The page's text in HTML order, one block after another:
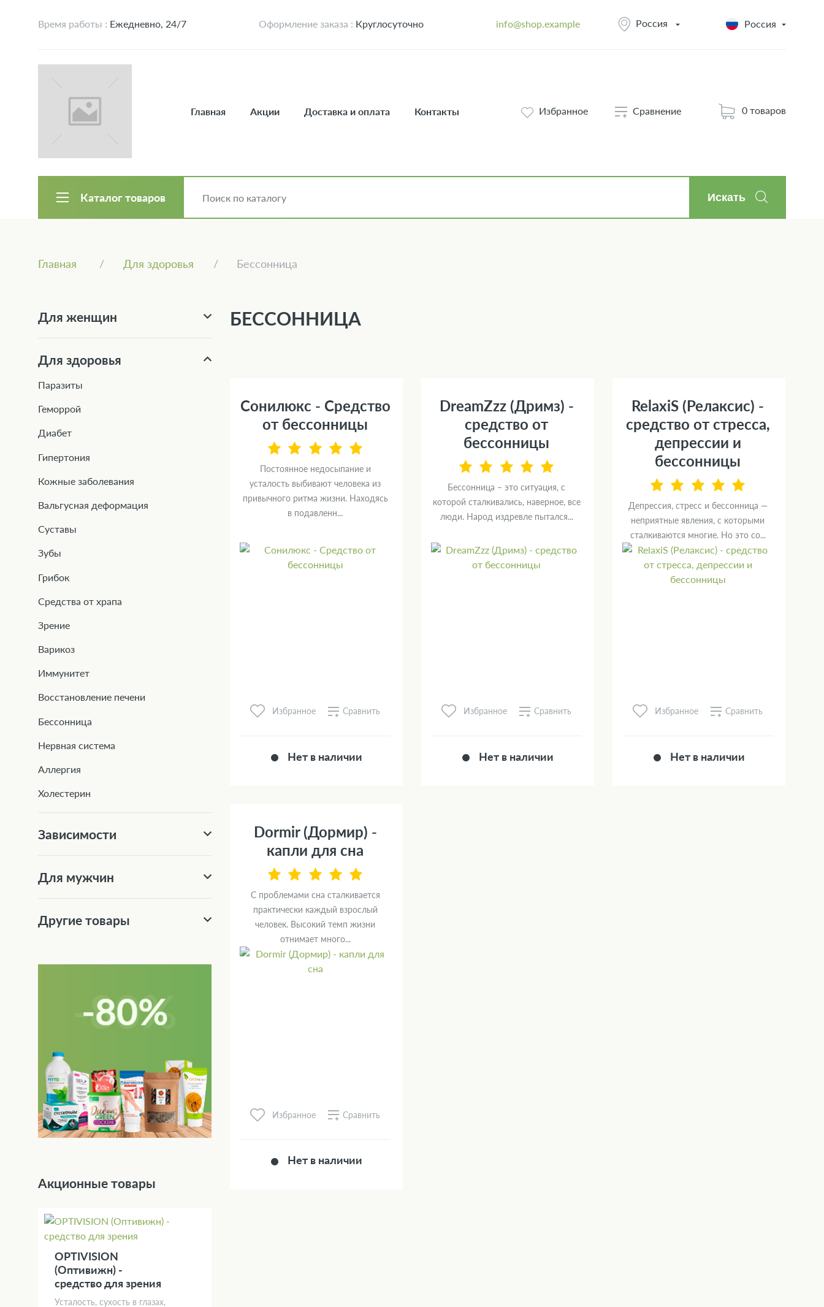
Время работы : Ежедневно, 24/7 Оформление заказа : Круглосуточно info@shop.example Россия Россия
Главная Акции Доставка и оплата Контакты Избранное Сравнение 0 товаров
Каталог товаров Искать
Главная Для здоровья Бессонница
БЕССОННИЦА
Сонилюкс - Средство
от бессонницы
Постоянное недосыпание и
усталость выбивают человека из
привычного ритма жизни. Находясь
в подавленн...
Избранное Сравнить
Нет в наличии
DreamZzz (Дримз) -
средство от
бессонницы
Бессонница – это ситуация, с
которой сталкивались, наверное, все
люди. Народ издревле пытался...
Избранное Сравнить
Нет в наличии
RelaxiS (Релаксис) -
средство от стресса,
депрессии и
бессонницы
Депрессия, стресс и бессонница —
неприятные явления, с которыми
сталкиваются многие. Но это со...
Избранное Сравнить
Нет в наличии
Dormir (Дормир) -
капли для сна
С проблемами сна сталкивается
практически каждый взрослый
человек. Высокий темп жизни
отнимает много...
Избранное Сравнить
Нет в наличии
Для женщин
Для здоровья
Паразиты
Геморрой
Диабет
Гипертония
Кожные заболевания
Вальгусная деформация
Суставы
Зубы
Грибок
Средства от храпа
Зрение
Варикоз
Иммунитет
Восстановление печени
Бессонница
Нервная система
Аллергия
Холестерин
Зависимости
Для мужчин
Другие товары
Акционные товары
OPTIVISION
(Оптивижн) -
средство для зрения
Усталость, сухость в глазах,